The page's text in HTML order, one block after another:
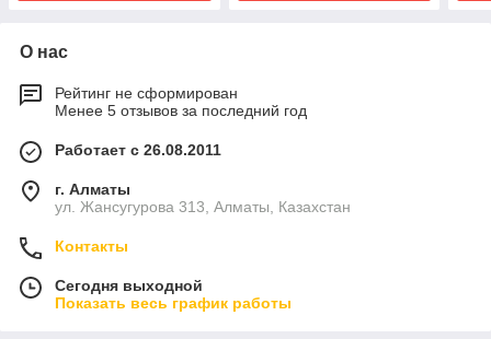
О нас
Рейтинг не сформирован
Менее 5 отзывов за последний год
Работает с 26.08.2011
г. Алматы
ул. Жансугурова 313, Алматы, Казахстан
Контакты
Сегодня выходной
Показать весь график работы